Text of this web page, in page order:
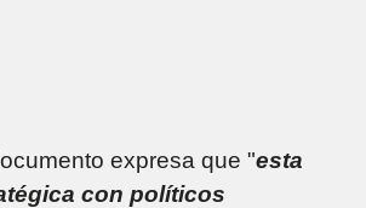
expresa que "esta
con políticos